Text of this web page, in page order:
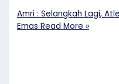
Amri : Selangkah Lagi,
Emas Read More »